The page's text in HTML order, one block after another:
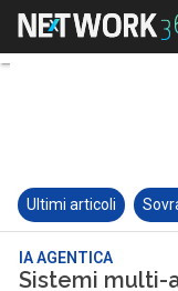
Ultimi articoli
IA AGENTICA
Sistemi multi-